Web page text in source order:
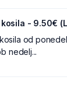
kosila - 9.50€
od
nedelj...